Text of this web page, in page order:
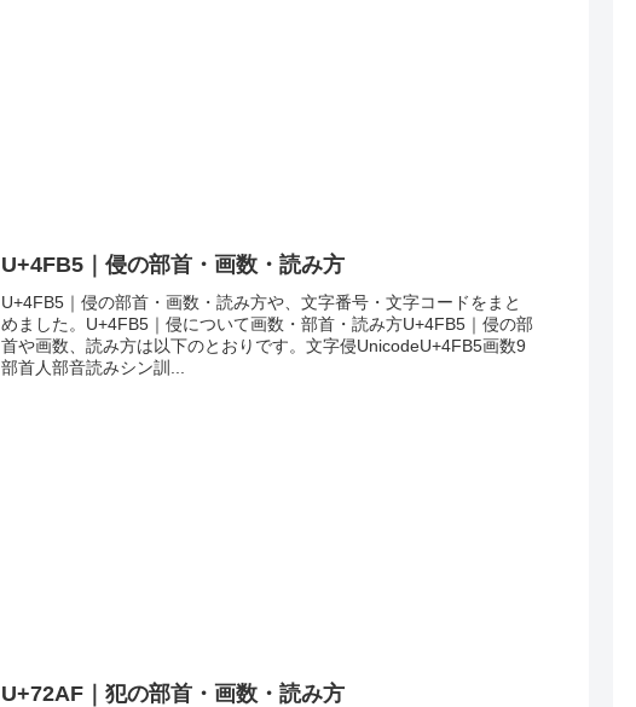
U+4FB5｜侵󠄃の部首・画数・読み方
U+4FB5｜侵󠄃の部首・画数・読み方や、文字番号・文字コードをまと
めました。U+4FB5｜侵󠄃について画数・部首・読み方U+4FB5｜侵󠄃の部
首や画数、読み方は以下のとおりです。文字侵󠄃UnicodeU+4FB5画数9
部首人部音読みシン訓...
U+72AF｜犯の部首・画数・読み方